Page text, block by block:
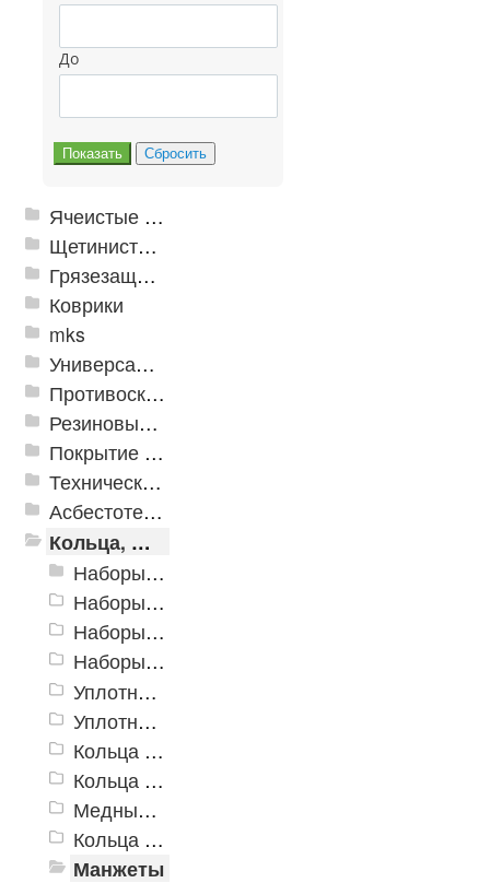
До
Ячеистые грязезащитные покрытия
Щетинистые покрытия
Грязезащитные, влаговпитывающие покрытия
Коврики
mks
Универсальные модульные покрытия
Противоскользящая защита для лестниц, профили, ленты
Резиновые и ПВХ дорожки
Покрытие из резиновой крошки
Техническая резина
Асбестотехнические и теплоизоляционные материалы
Кольца, шайбы, манжеты
Наборы уплотнительных резиновых колец
Наборы уплотнительных колец из силикона
Наборы металлорезиновых уплотнительных колец
Наборы медных и алюминиевых шайб
Уплотнительные кольца ГОСТ 9833-73 (18829-73)
Уплотнительные кольца Китай
Кольца уплотнительные из фторкаучука FKM
Кольца уплотнительные силиконовые
Медные шайбы
Кольца USIT
Манжеты